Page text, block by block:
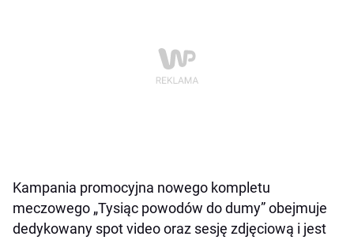
Kampania promocyjna nowego kompletu
meczowego „Tysiąc powodów do dumy” obejmuje
dedykowany spot video oraz sesję zdjęciową i jest